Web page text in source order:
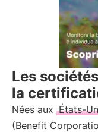
Les
la
Nées aux États-
(Benefit